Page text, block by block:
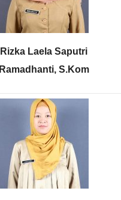
Rizka Laela Saputri
Ramadhanti, S.Kom